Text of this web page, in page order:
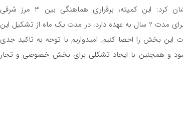
کارشناس سرمایه گذاری استانداری خراسان رضوی خاطرنشان کرد: این کمیته، برقراری هماهنگی بین 3 مرز شرقی
استان‌های خراسان رضوی، جنوبی و سیستان و بلوچستان را برای مدت 2 سال به عهده دارد. در مدت یک ماه از تشکیل این
بخش را احصا کنیم. امیدواریم با توجه به تاکید جدی
شود و همچنین با ایجاد تشکلی برای بخش خصوصی و تجار